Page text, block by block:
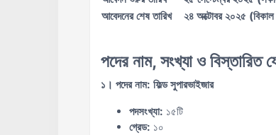
আবেদনের শেষ তারিখ
২৪ অক্টোবর ২০২৫
পদের নাম, সংখ্যা ও বিস্তারিত
১। পদের নাম: ফিল্ড সুপারভাইজার
পদসংখ্যা: ১৫টি
গ্রেড: ১০